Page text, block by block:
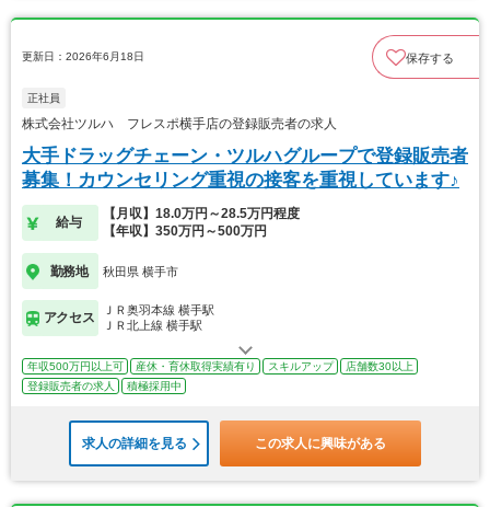
更新日：2026年6月18日 保存する
正社員
株式会社ツルハ フレスポ横手店の登録販売者の求人
大手ドラッグチェーン・ツルハグループで登録販売者
募集！カウンセリング重視の接客を重視しています♪
給与
【月収】18.0万円～28.5万円程度
【年収】350万円～500万円
勤務地 秋田県 横手市
アクセス
ＪＲ奥羽本線 横手駅
ＪＲ北上線 横手駅
年収500万円以上可 産休・育休取得実績有り スキルアップ
店舗数30以上
登録販売者の求人
積極採用中
求人の詳細を見る この求人に興味がある